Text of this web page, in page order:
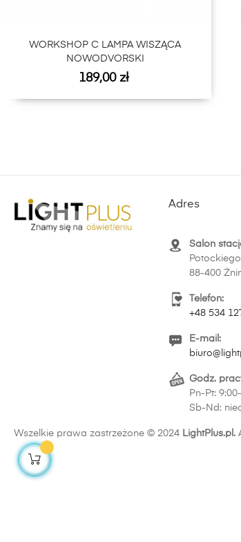
WORKSHOP C LAMPA WISZĄCA
NOWODVORSKI
Cena
189,00 zł
Adres
Salon
88-400
Telefon:
+48 534
E-mail:
Godz.
Pn-Pt:
Sb-Nd:
Wszelkie prawa zastrzeżone © 2024 LightPlus.pl.